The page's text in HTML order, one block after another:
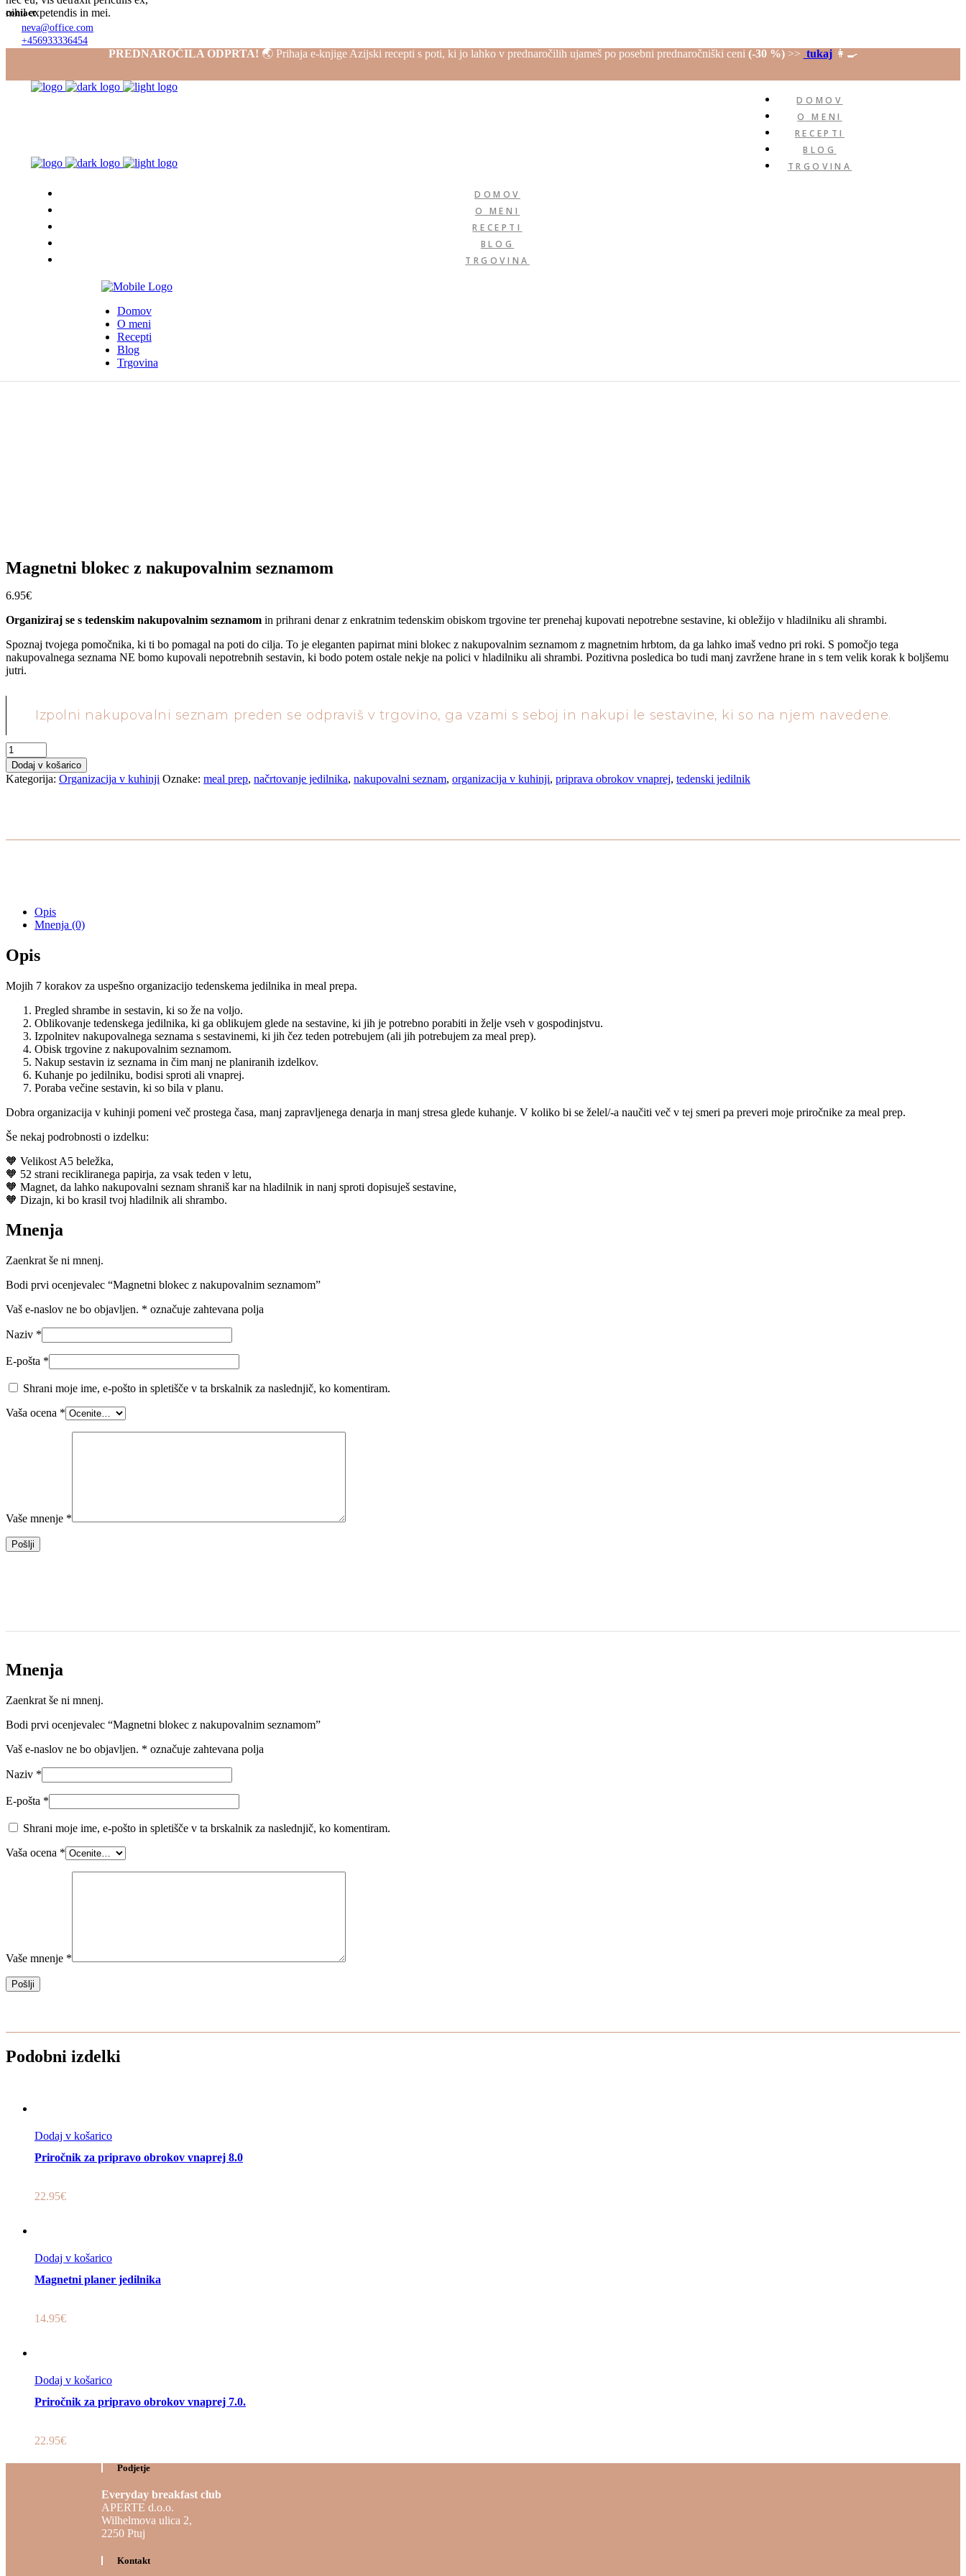
nihil expetendis in mei.
contact
neva@office.com
+456933336454
PREDNAROČILA ODPRTA! 🌏 Prihaja e-knjige Azijski recepti s poti, ki jo lahko v prednaročilih ujameš po posebni prednaročniški ceni (-30 %)>> tukaj👩‍🍳
DOMOV
O MENI
RECEPTI
BLOG
TRGOVINA
DOMOV
O MENI
RECEPTI
BLOG
TRGOVINA
Domov
O meni
Recepti
Blog
Trgovina
Magnetni blokec z nakupovalnim seznamom
6.95€
Organiziraj se s tedenskim nakupovalnim seznamom in prihrani denar z enkratnim tedenskim obiskom trgovine ter prenehaj kupovati nepotrebne sestavine, ki obležijo v hladilniku ali shrambi.
Spoznaj tvojega pomočnika, ki ti bo pomagal na poti do cilja. To je eleganten papirnat mini blokec z nakupovalnim seznamom z magnetnim hrbtom, da ga lahko imaš vedno pri roki. S pomočjo tega
nakupovalnega seznama NE bomo kupovali nepotrebnih sestavin, ki bodo potem ostale nekje na polici v hladilniku ali shrambi. Pozitivna posledica bo tudi manj zavržene hrane in s tem velik korak k boljšemu
jutri.
Izpolni nakupovalni seznam preden se odpraviš v trgovino, ga vzami s seboj in nakupi le sestavine, ki so na njem navedene.
Quantity
Dodaj v košarico
Kategorija: Organizacija v kuhinji Oznake: meal prep, načrtovanje jedilnika, nakupovalni seznam, organizacija v kuhinji, priprava obrokov vnaprej, tedenski jedilnik
Opis
Mnenja (0)
Opis
Mojih 7 korakov za uspešno organizacijo tedenskema jedilnika in meal prepa.
Pregled shrambe in sestavin, ki so že na voljo.
Oblikovanje tedenskega jedilnika, ki ga oblikujem glede na sestavine, ki jih je potrebno porabiti in želje vseh v gospodinjstvu.
Izpolnitev nakupovalnega seznama s sestavinemi, ki jih čez teden potrebujem (ali jih potrebujem za meal prep).
Obisk trgovine z nakupovalnim seznamom.
Nakup sestavin iz seznama in čim manj ne planiranih izdelkov.
Kuhanje po jedilniku, bodisi sproti ali vnaprej.
Poraba večine sestavin, ki so bila v planu.
Dobra organizacija v kuhinji pomeni več prostega časa, manj zapravljenega denarja in manj stresa glede kuhanje. V koliko bi se želel/-a naučiti več v tej smeri pa preveri moje priročnike za meal prep.
Še nekaj podrobnosti o izdelku:
🧡 Velikost A5 beležka,
🧡 52 strani recikliranega papirja, za vsak teden v letu,
🧡 Magnet, da lahko nakupovalni seznam shraniš kar na hladilnik in nanj sproti dopisuješ sestavine,
🧡 Dizajn, ki bo krasil tvoj hladilnik ali shrambo.
Mnenja
Zaenkrat še ni mnenj.
Bodi prvi ocenjevalec “Magnetni blokec z nakupovalnim seznamom”
Vaš e-naslov ne bo objavljen. * označuje zahtevana polja
Naziv *
E-pošta *
Shrani moje ime, e-pošto in spletišče v ta brskalnik za naslednjič, ko komentiram.
Vaša ocena *
Vaše mnenje *
Mnenja
Zaenkrat še ni mnenj.
Bodi prvi ocenjevalec “Magnetni blokec z nakupovalnim seznamom”
Vaš e-naslov ne bo objavljen. * označuje zahtevana polja
Naziv *
E-pošta *
Shrani moje ime, e-pošto in spletišče v ta brskalnik za naslednjič, ko komentiram.
Vaša ocena *
Vaše mnenje *
Podobni izdelki
Dodaj v košarico
Priročnik za pripravo obrokov vnaprej 8.0
22.95€
Dodaj v košarico
Magnetni planer jedilnika
14.95€
Dodaj v košarico
Priročnik za pripravo obrokov vnaprej 7.0.
22.95€
Podjetje
Everyday breakfast club
APERTE d.o.o.
Wilhelmova ulica 2,
2250 Ptuj
Kontakt